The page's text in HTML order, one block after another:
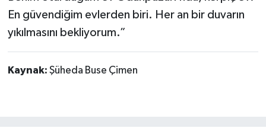
En güvendiğim evlerden biri. Her an bir duvarın
yıkılmasını bekliyorum.”
Kaynak: Şüheda Buse Çimen